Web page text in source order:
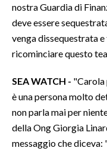
nostra Guardia di
deve essere
venga dissequestrata
ricominciare questo
SEA WATCH - "Carola
è una persona molto
non parla mai per
della Ong Giorgia
messaggio che